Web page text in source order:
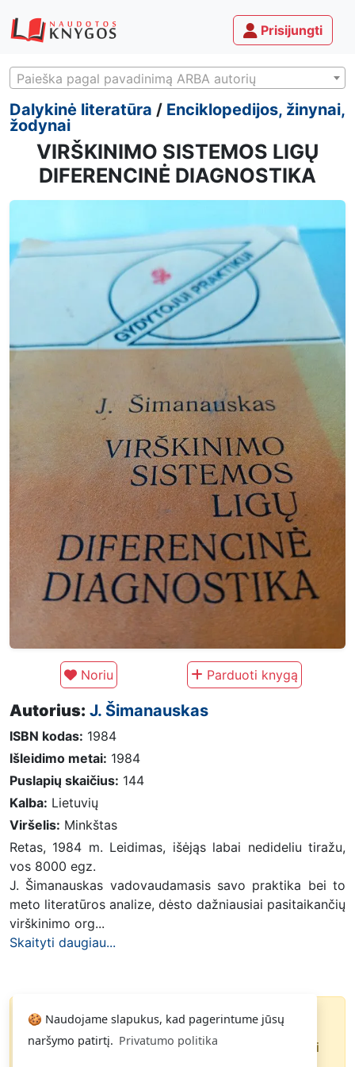
🍪 Naudojame slapukus, kad pagerintume jūsų
naršymo patirtį. Privatumo politika
Prisijungti
Paieška pagal pavadinimą ARBA autorių
Dalykinė literatūra / Enciklopedijos, žinynai,
žodynai
VIRŠKINIMO SISTEMOS LIGŲ
DIFERENCINĖ DIAGNOSTIKA
Noriu Parduoti knygą
Autorius: J. Šimanauskas
ISBN kodas: 1984
Išleidimo metai: 1984
Puslapių skaičius: 144
Kalba: Lietuvių
Viršelis: Minkštas
Retas, 1984 m. Leidimas, išėjąs labai nedideliu tiražu,
vos 8000 egz.
J. Šimanauskas vadovaudamasis savo praktika bei to
meto literatūros analize, dėsto dažniausiai pasitaikančių
virškinimo org...
Skaityti daugiau...
Knyga parduota
Paspauskite
Noriu ir gausite pranešimą, kai